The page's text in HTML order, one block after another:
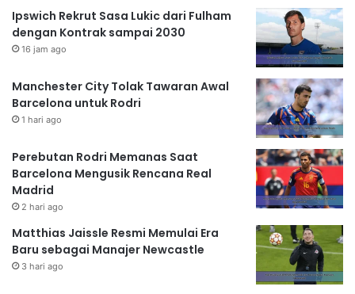
Ipswich Rekrut Sasa Lukic dari Fulham
dengan Kontrak sampai 2030
16 jam ago
Manchester City Tolak Tawaran Awal
Barcelona untuk Rodri
1 hari ago
Perebutan Rodri Memanas Saat
Barcelona Mengusik Rencana Real
Madrid
2 hari ago
Matthias Jaissle Resmi Memulai Era
Baru sebagai Manajer Newcastle
3 hari ago